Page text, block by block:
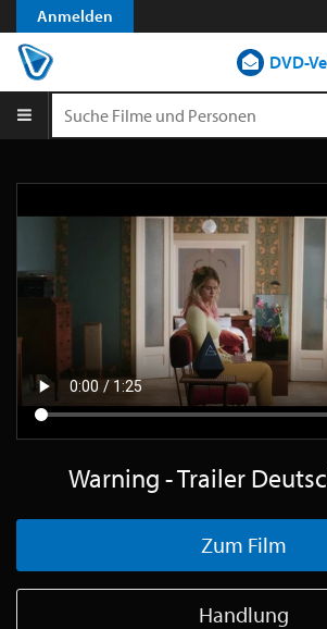
Anmelden
DVD-
Blog
Warning - Trailer
Zum Film
Handlung